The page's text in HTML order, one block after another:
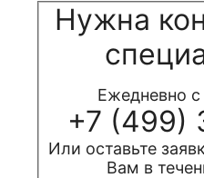
Нужна
Ежедневно
+7 (499)
Или оставьте
Вам в